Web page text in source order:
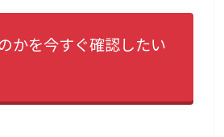
かを今すぐ確認したい